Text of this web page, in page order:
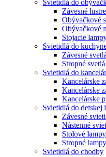
Svietidlá do
Závesné
Obývačkové
Obývačkové
Stojacie
Svietidlá do
Závesné
Stropné
Svietidlá do
Kancelárske
Kancelárske
Kancelárske
Svietidlá do detskej
Závesné
Nástenné
Stolové
Stropné
Svietidlá do chodby